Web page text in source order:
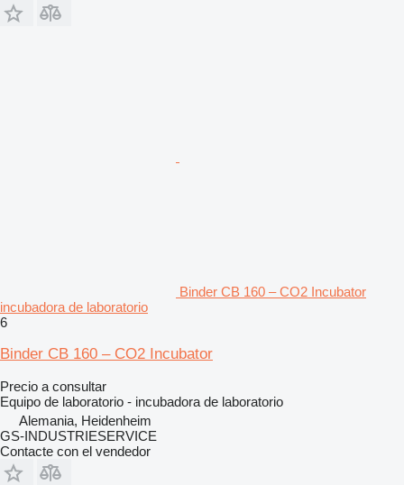
Binder CB 160 – CO2 Incubator
incubadora de laboratorio
6
Binder CB 160 – CO2 Incubator
Precio a consultar
Equipo de laboratorio - incubadora de laboratorio
Alemania, Heidenheim
GS-INDUSTRIESERVICE
Contacte con el vendedor